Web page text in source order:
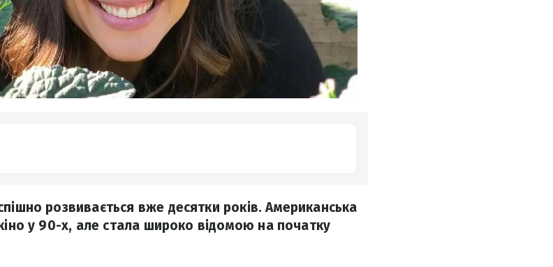
розвивається вже десятки років. Американська
у 90-х, але стала широко відомою на початку